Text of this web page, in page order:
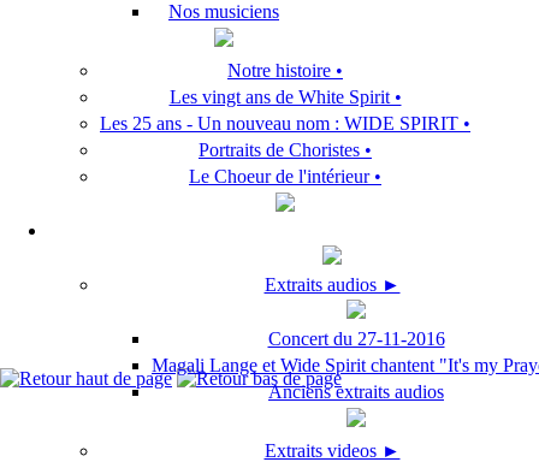
Nos musiciens
Notre histoire •
Les vingt ans de White Spirit •
Les 25 ans - Un nouveau nom : WIDE SPIRIT •
Portraits de Choristes •
Le Choeur de l'intérieur •
Extraits audios ►
Concert du 27-11-2016
Magali Lange et Wide Spirit chantent "It's my
Anciens extraits audios
Extraits videos ►